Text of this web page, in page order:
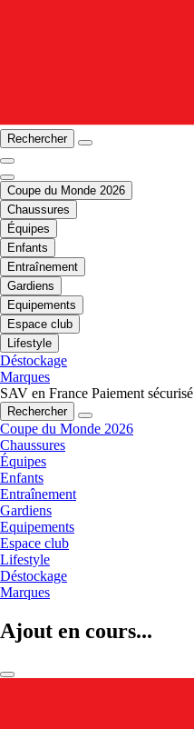
Rechercher
Coupe du Monde 2026
Chaussures
Équipes
Enfants
Entraînement
Gardiens
Equipements
Espace club
Lifestyle
Déstockage
Marques
SAV en France Paiement sécurisé
Rechercher
Coupe du Monde 2026
Chaussures
Équipes
Enfants
Entraînement
Gardiens
Equipements
Espace club
Lifestyle
Déstockage
Marques
Ajout en cours...